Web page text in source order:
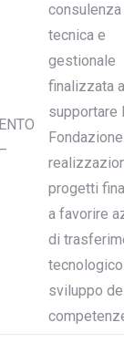
consulenza
tecnica e
gestionale
finalizzata a
supportare
progetti
a favorire
di
sviluppo